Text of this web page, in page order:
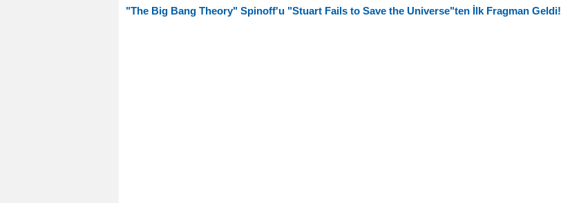
"The Big Bang Theory" Spinoff'u "Stuart Fails to Save the Universe"ten İlk Fragman Geldi!